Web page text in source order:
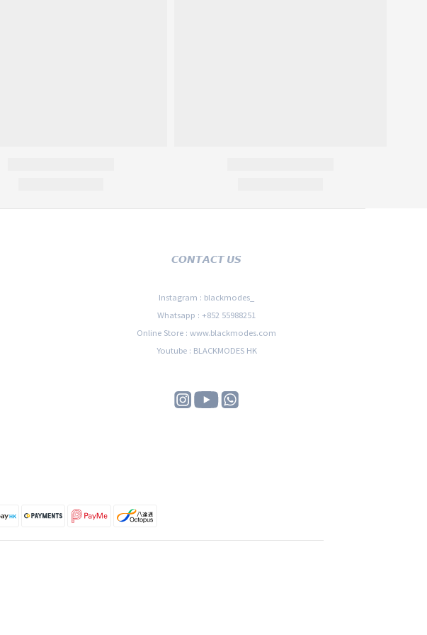
𝘾𝙊𝙉𝙏𝘼𝘾𝙏 𝙐𝙎
Instagram : blackmodes_
Whatsapp : +852 55988251
Online Store : www.blackmodes.com
Youtube : BLACKMODES HK